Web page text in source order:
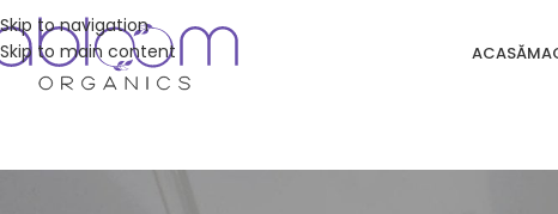
Skip to navigation
Skip to main content
ACASĂ